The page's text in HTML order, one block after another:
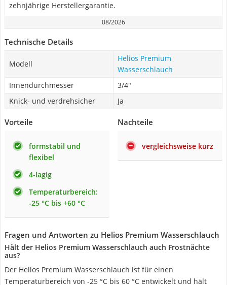
zehnjährige Herstellergarantie.
08/2026
Technische Details
Modell
Helios Premium
Wasserschlauch
Innendurchmesser
3/4"
Knick- und verdrehsicher
Ja
Vorteile
formstabil und
flexibel
4-lagig
Temperaturbereich:
-25 °C bis +60 °C
Nachteile
vergleichsweise kurz
Fragen und Antworten zu Helios Premium Wasserschlauch
Hält der Helios Premium Wasserschlauch auch Frostnächte
aus?
Der Helios Premium Wasserschlauch ist für einen
Temperaturbereich von -25 °C bis 60 °C entwickelt und hält